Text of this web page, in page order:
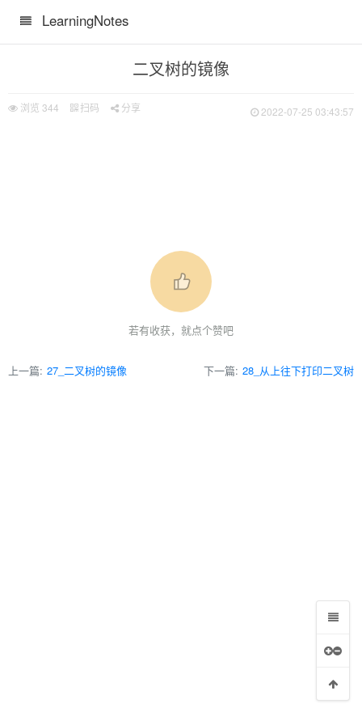
LearningNotes
二叉树的镜像
浏览 344 扫码 分享 2022-07-25 03:43:57
若有收获，就点个赞吧
上一篇: 27_二叉树的镜像 下一篇: 28_从上往下打印二叉树